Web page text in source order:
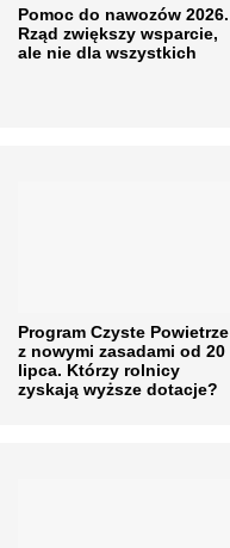
Pomoc do nawozów 2026.
Rząd zwiększy wsparcie,
ale nie dla wszystkich
Program Czyste Powietrze
z nowymi zasadami od 20
lipca. Którzy rolnicy
zyskają wyższe dotacje?